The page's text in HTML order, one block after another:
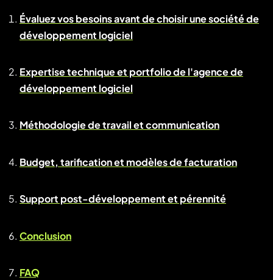
Évaluez vos besoins avant de choisir une société de
développement logiciel
Expertise technique et portfolio de l'agence de
développement logiciel
Méthodologie de travail et communication
Budget, tarification et modèles de facturation
Support post-développement et pérennité
Conclusion
FAQ